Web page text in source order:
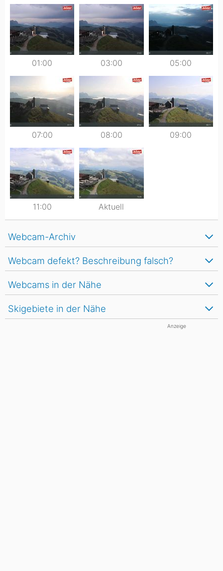
01:00 03:00 05:00
07:00 08:00 09:00
11:00 Aktuell
Webcam-Archiv
Webcam defekt? Beschreibung falsch?
Webcams in der Nähe
Skigebiete in der Nähe
Anzeige